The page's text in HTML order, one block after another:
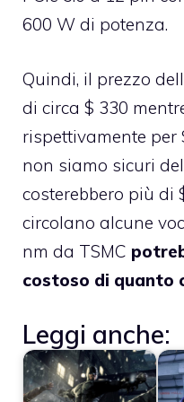
600 W di potenza.
Quindi, il prezzo
di circa $ 330
rispettivamente per
non siamo sicuri
costerebbero più di
circolano alcune
nm da TSMC
costoso di quanto
Leggi anche: